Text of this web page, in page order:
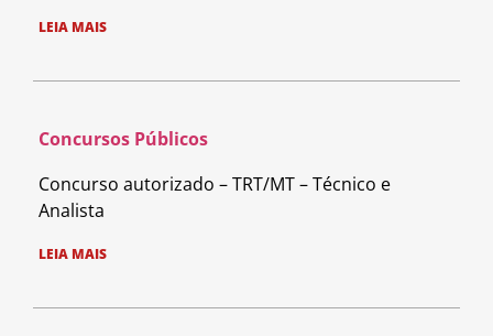
LEIA MAIS
Concursos Públicos
Concurso autorizado – TRT/MT – Técnico e
Analista
LEIA MAIS